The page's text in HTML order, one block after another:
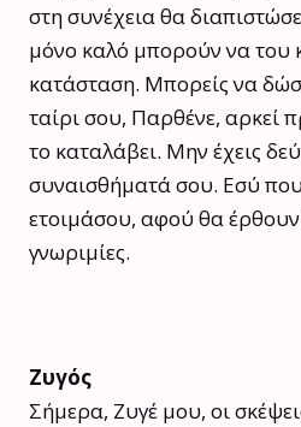
στη συνέχεια θα
μόνο καλό μπορούν να του
κατάσταση. Μπορείς να
ταίρι σου, Παρθένε, αρκεί
το καταλάβει. Μην έχεις
συναισθήματά σου. Εσύ που
ετοιμάσου, αφού θα έρθουν
γνωριμίες.
Ζυγός
Σήμερα, Ζυγέ μου, οι